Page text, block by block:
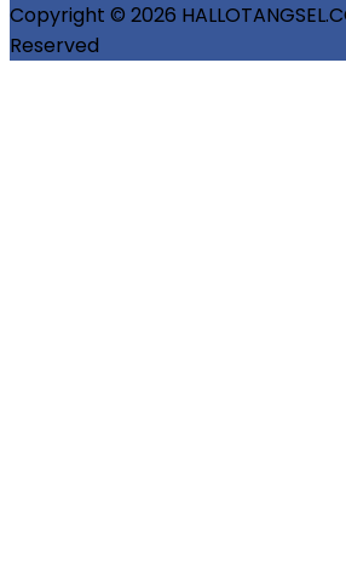
Copyright © 2026
Reserved